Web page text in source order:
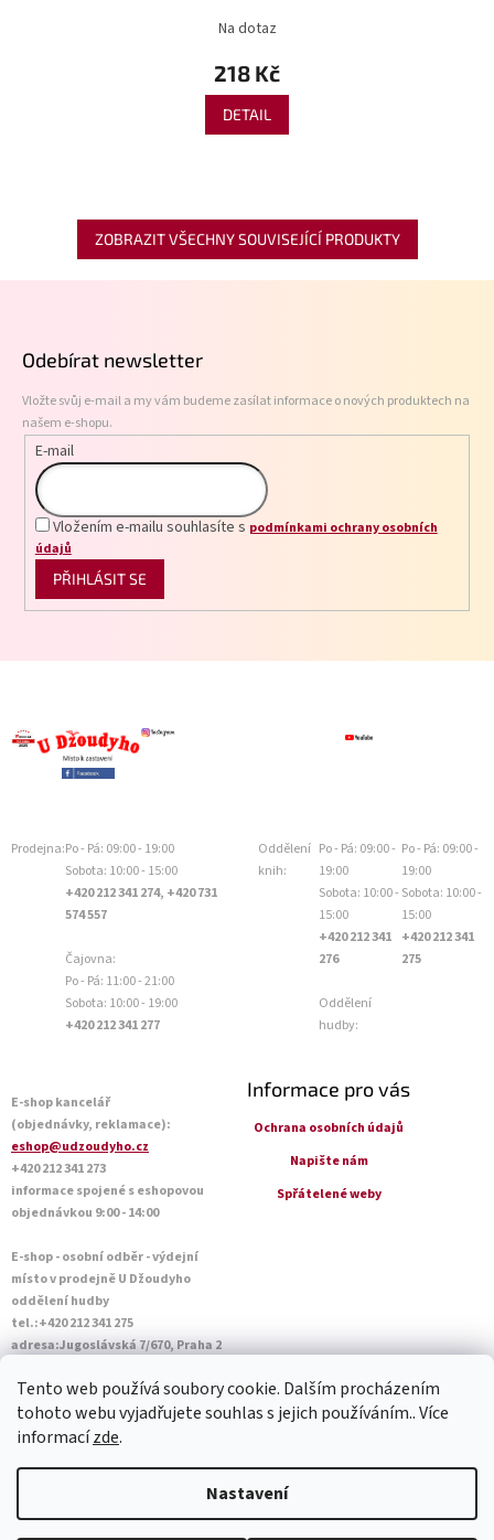
Tento web používá soubory cookie. Dalším procházením
tohoto webu vyjadřujete souhlas s jejich používáním.. Více
informacízde.
Nastavení
Na dotaz
218 Kč
DETAIL
ZOBRAZIT VŠECHNY SOUVISEJÍCÍ PRODUKTY
Odebírat newsletter
Vložte svůj e-mail a my vám budeme zasílat informace o nových produktech na
našem e-shopu.
E-mail
Vložením e-mailu souhlasíte s podmínkami ochrany osobních
údajů
PŘIHLÁSIT SE
Prodejna:Po - Pá: 09:00 - 19:00
Sobota: 10:00 - 15:00
+420 212 341 274, +420 731
574 557
Čajovna:
Po - Pá: 11:00 - 21:00
Sobota: 10:00 - 19:00
+420 212 341 277
Oddělení
knih:
Po - Pá: 09:00 -
19:00
Sobota: 10:00 -
15:00
+420 212 341
276
Oddělení
hudby:
Po - Pá: 09:00 -
19:00
Sobota: 10:00 -
15:00
+420 212 341
275
E-shop kancelář
(objednávky, reklamace):
eshop@udzoudyho.cz
+420 212 341 273
informace spojené s eshopovou
objednávkou 9:00 - 14:00
E-shop - osobní odběr - výdejní
místo v prodejně U Džoudyho
oddělení hudby
tel.:+420 212 341 275
adresa:Jugoslávská 7/670, Praha 2
Sobota: 10:00 - 14:45
Informace pro vás
Ochrana osobních údajů
Napište nám
Spřátelené weby